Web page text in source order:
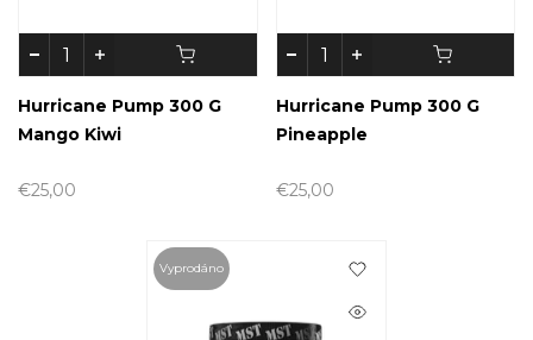
Hurricane Pump 300 G
Mango Kiwi
€25,00
Hurricane Pump 300 G
Pineapple
€25,00
Vyprodáno